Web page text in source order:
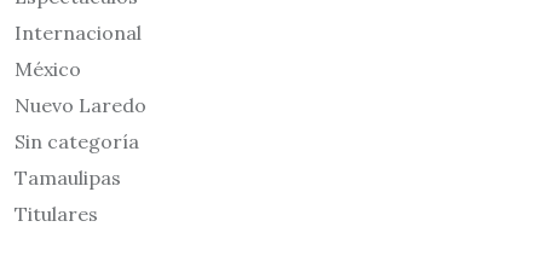
Internacional
México
Nuevo Laredo
Sin categoría
Tamaulipas
Titulares